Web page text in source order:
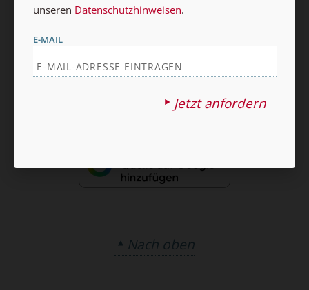
Barrierefreiheit
Vertrag widerrufen
Nach oben
unseren Datenschutzhinweisen.
E-MAIL
Jetzt anfordern